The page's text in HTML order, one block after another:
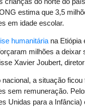
estima que 3,5
em idade escolar.
humanitária na Etiópia
milhões a deixar
Xavier Joubert,
nacional, a situação
sem remuneração.
Unidas para a